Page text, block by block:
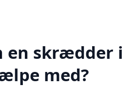
en skrædder i
med?